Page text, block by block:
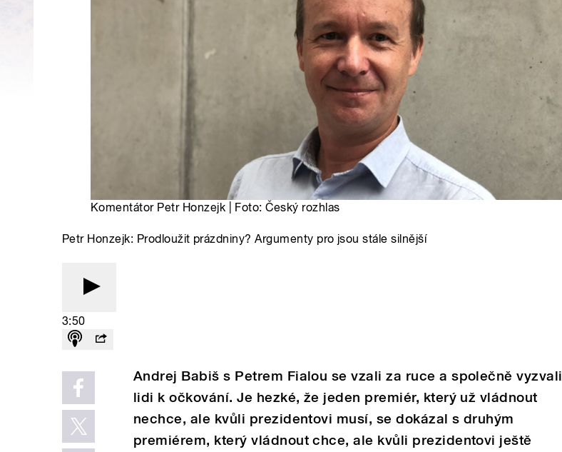
Komentátor Petr Honzejk | Foto: Český rozhlas
Petr Honzejk: Prodloužit prázdniny? Argumenty pro jsou stále silnější
3:50
Andrej Babiš s Petrem Fialou se vzali za ruce a společně vyzvali
lidi k očkování. Je hezké, že jeden premiér, který už vládnout
nechce, ale kvůli prezidentovi musí, se dokázal s druhým
premiérem, který vládnout chce, ale kvůli prezidentovi ještě